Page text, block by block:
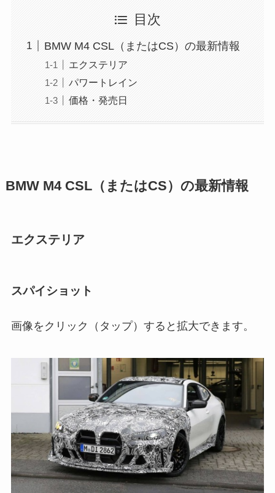
目次
BMW M4 CSL（またはCS）の最新情報
エクステリア
パワートレイン
価格・発売日
BMW M4 CSL（またはCS）の最新情報
エクステリア
スパイショット
画像をクリック（タップ）すると拡大できます。